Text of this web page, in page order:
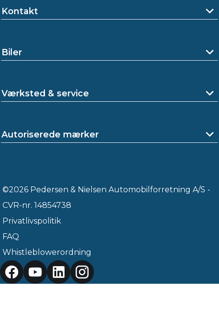
Kontakt
Biler
Værksted & service
Autoriserede mærker
©2026 Pedersen & Nielsen Automobilforretning A/S -
CVR-nr. 14854738
Privatlivspolitik
FAQ
Whistleblowerordning